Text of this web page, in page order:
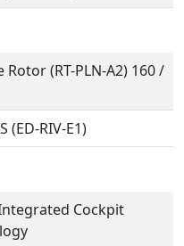
Rotor (RT-PLN-A2) 160 /
(ED-RIV-E1)
Cockpit